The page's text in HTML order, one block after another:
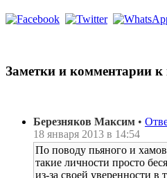
Заметки и комментарии
Березняков Максим •
18 января 2013 в 14:54
По поводу пьяного и
такие личности просто
из-за своей уверенности